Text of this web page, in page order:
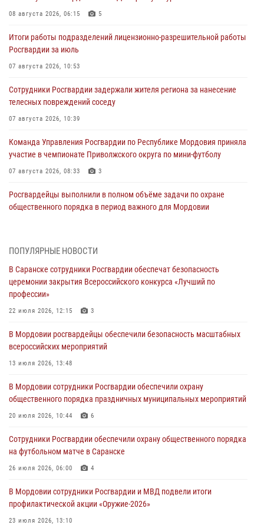
08 августа 2026, 06:15 5
Итоги работы подразделений лицензионно-разрешительной работы
Росгвардии за июль
07 августа 2026, 10:53
Сотрудники Росгвардии задержали жителя региона за нанесение
телесных повреждений соседу
07 августа 2026, 10:39
Команда Управления Росгвардии по Республике Мордовия приняла
участие в чемпионате Приволжского округа по мини-футболу
07 августа 2026, 08:33 3
Росгвардейцы выполнили в полном объёме задачи по охране
общественного порядка в период важного для Мордовии
участие в празднествах, посвящённых 25-летию канонизации
Фёдора Ушакова
06 августа 2026, 08:14
повредившего имущество в кафе
06 августа 2026, 07:03
незамедлительно
05 августа 2026, 15:04
подозреваемого в причинении телесных повреждений супруге
05 августа 2026, 12:34
ПОПУЛЯРНЫЕ НОВОСТИ
В Саранске сотрудники Росгвардии обеспечат безопасность
церемонии закрытия Всероссийского конкурса «Лучший по
профессии»
22 июля 2026, 12:15 3
В Мордовии росгвардейцы обеспечили безопасность масштабных
всероссийских мероприятий
13 июля 2026, 13:48
В Мордовии сотрудники Росгвардии обеспечили охрану
общественного порядка праздничных муниципальных мероприятий
20 июля 2026, 10:44 6
Сотрудники Росгвардии обеспечили охрану общественного порядка
на футбольном матче в Саранске
26 июля 2026, 06:00 4
В Мордовии сотрудники Росгвардии и МВД подвели итоги
профилактической акции «Оружие‑2026»
23 июля 2026, 13:10